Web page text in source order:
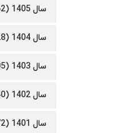
سال 1405 (62)
سال 1404 (128)
سال 1403 (105)
سال 1402 (40)
سال 1401 (72)